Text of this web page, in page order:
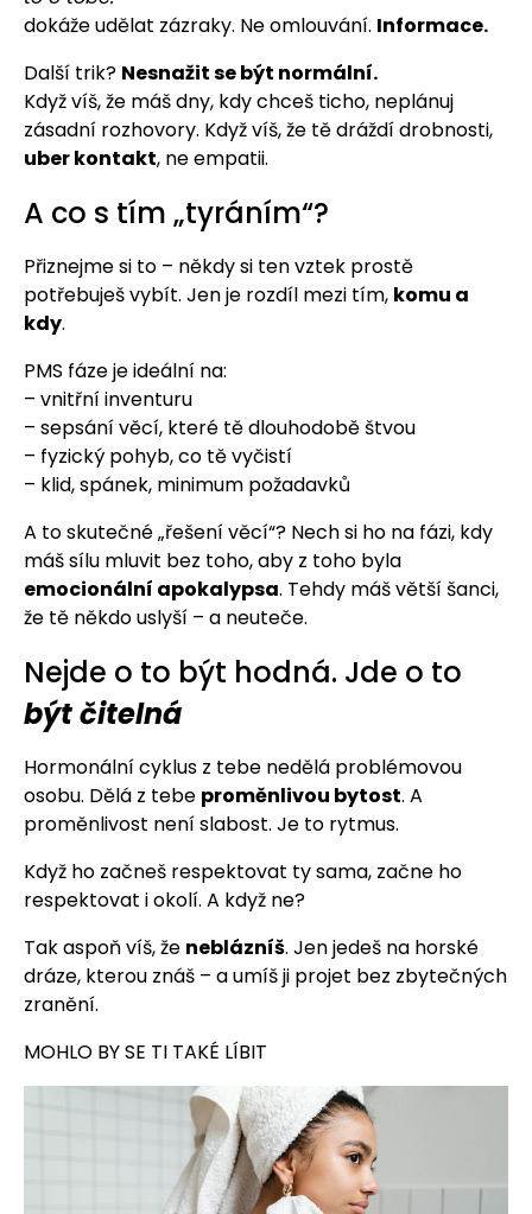
dokáže udělat zázraky. Ne omlouvání. Informace.
Další trik? Nesnažit se být normální.
Když víš, že máš dny, kdy chceš ticho, neplánuj
zásadní rozhovory. Když víš, že tě dráždí drobnosti,
uber kontakt, ne empatii.
A co s tím „tyráním“?
Přiznejme si to – někdy si ten vztek prostě
potřebuješ vybít. Jen je rozdíl mezi tím, komu a
kdy.
PMS fáze je ideální na:
– vnitřní inventuru
– sepsání věcí, které tě dlouhodobě štvou
– fyzický pohyb, co tě vyčistí
– klid, spánek, minimum požadavků
A to skutečné „řešení věcí“? Nech si ho na fázi, kdy
máš sílu mluvit bez toho, aby z toho byla
emocionální apokalypsa. Tehdy máš větší šanci,
že tě někdo uslyší – a neuteče.
Nejde o to být hodná. Jde o to
být čitelná
Hormonální cyklus z tebe nedělá problémovou
osobu. Dělá z tebe proměnlivou bytost. A
proměnlivost není slabost. Je to rytmus.
Když ho začneš respektovat ty sama, začne ho
respektovat i okolí. A když ne?
Tak aspoň víš, že neblázníš. Jen jedeš na horské
dráze, kterou znáš – a umíš ji projet bez zbytečných
zranění.
MOHLO BY SE TI TAKÉ LÍBIT